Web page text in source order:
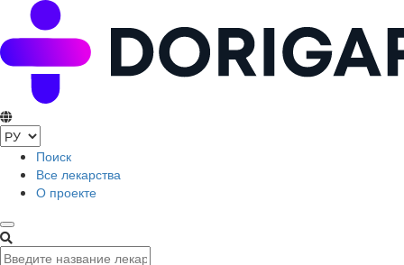
Поиск
Все лекарства
О проекте